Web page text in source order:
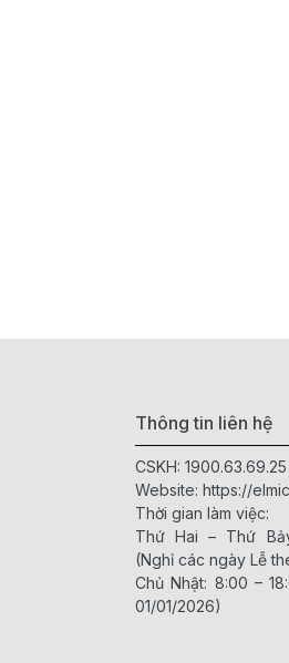
Thông tin liên hệ
CSKH: 1900.63.69.25
Website: https://
Thời gian làm việc:
Thứ Hai – Thứ
(Nghỉ các ngày Lễ
Chủ Nhật: 8:00 –
01/01/2026)